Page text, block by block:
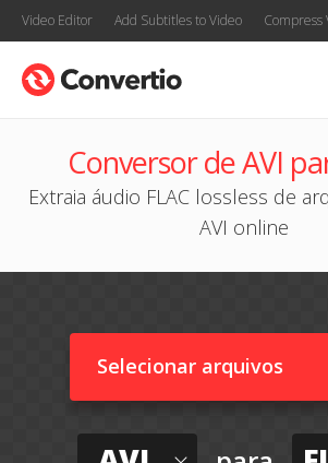
Video Editor Add Subtitles to Video Compress
Conversor de AVI
Extraia áudio FLAC lossless de
AVI online
Selecionar arquivos